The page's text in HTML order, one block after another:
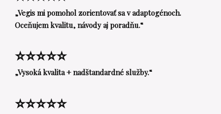
„Vegis mi pomohol zorientovať sa v adaptogénoch.
Oceňujem kvalitu, návody aj poradňu.“
⭐⭐⭐⭐⭐
„Vysoká kvalita + nadštandardné služby.“
⭐⭐⭐⭐⭐